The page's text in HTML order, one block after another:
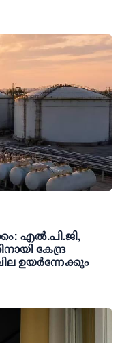
എല്‍.പി.ജി,
കേന്ദ്ര
ഉയര്‍ന്നേക്കും